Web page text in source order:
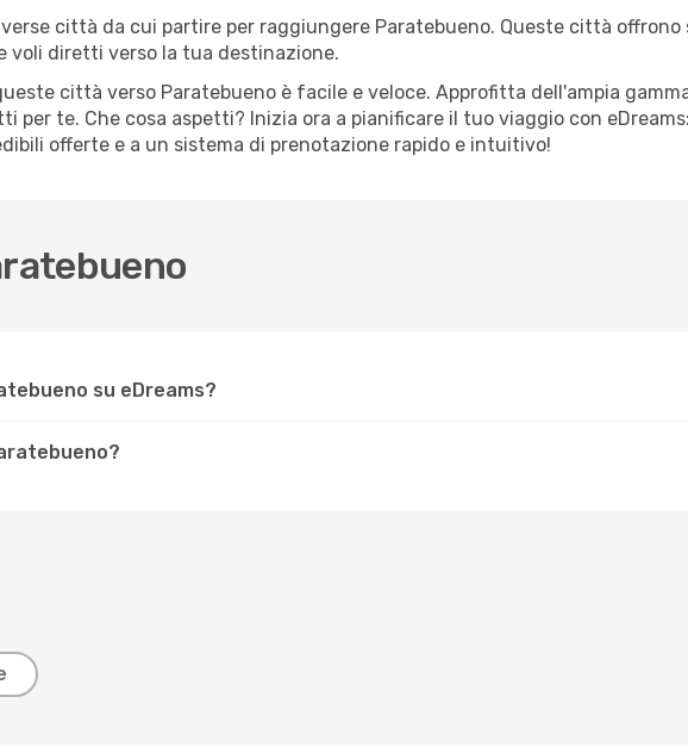
città da cui partire per raggiungere Paratebueno. Queste città offrono
voli diretti verso la tua destinazione.
città verso Paratebueno è facile e veloce. Approfitta dell'ampia
per te. Che cosa aspetti? Inizia ora a pianificare il tuo viaggio con
offerte e a un sistema di prenotazione rapido e intuitivo!
su eDreams?